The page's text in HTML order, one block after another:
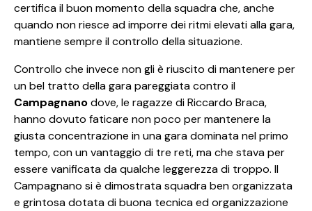
certifica il buon momento della squadra che, anche
quando non riesce ad imporre dei ritmi elevati alla gara,
mantiene sempre il controllo della situazione.
Controllo che invece non gli è riuscito di mantenere per
un bel tratto della gara pareggiata contro il
Campagnanodove, le ragazze di Riccardo Braca,
hanno dovuto faticare non poco per mantenere la
giusta concentrazione in una gara dominata nel primo
tempo, con un vantaggio di tre reti, ma che stava per
essere vanificata da qualche leggerezza di troppo. Il
Campagnano si è dimostrata squadra ben organizzata
e grintosa dotata di buona tecnica ed organizzazione